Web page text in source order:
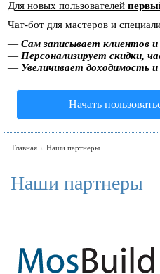
Для новых пользователей
Чат-бот для мастеров и
— Сам записывает клиентов
— Персонализирует скидки,
— Увеличивает доходимость
Начать
Главная \ Наши партнеры
Наши партнеры